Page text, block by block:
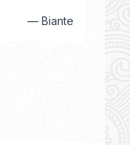
— Biante